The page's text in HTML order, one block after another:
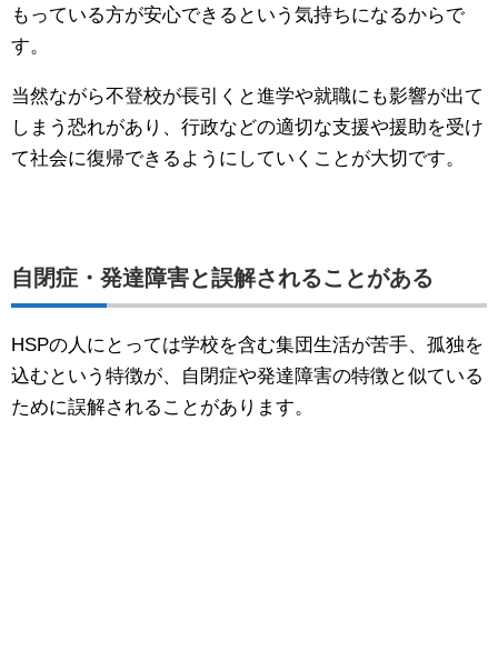
もっている方が安心できるという気持ちになるからで
す。
当然ながら不登校が長引くと進学や就職にも影響が出て
しまう恐れがあり、行政などの適切な支援や援助を受け
て社会に復帰できるようにしていくことが大切です。
自閉症・発達障害と誤解されることがある
HSPの人にとっては学校を含む集団生活が苦手、孤独を
込むという特徴が、自閉症や発達障害の特徴と似ている
ために誤解されることがあります。